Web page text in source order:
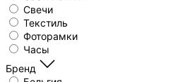
Свечи
Текстиль
Фоторамки
Часы
Бренд